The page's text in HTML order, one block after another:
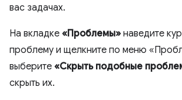
вас задачах.
На вкладке «Проблемы» наведите
проблему и щелкните по меню
выберите «Скрыть подобные
скрыть их.